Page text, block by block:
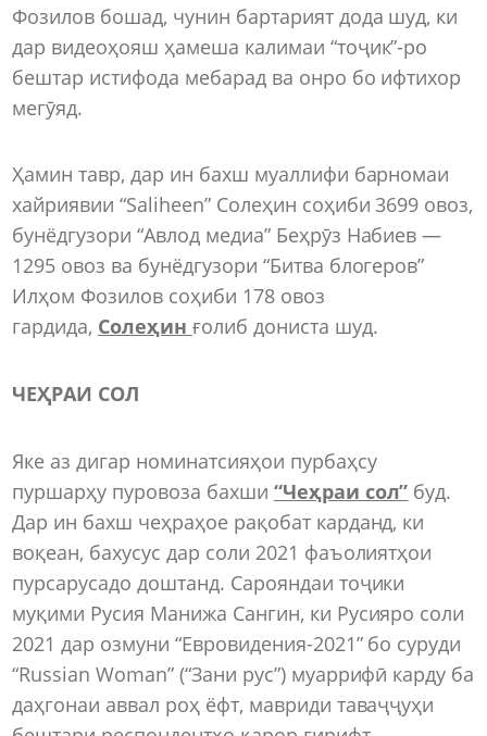
Фозилов бошад, чунин бартарият дода шуд, ки
дар видеоҳояш ҳамеша калимаи “тоҷик”-ро
бештар истифода мебарад ва онро бо ифтихор
мегӯяд.
Ҳамин тавр, дар ин бахш муаллифи барномаи
хайриявии “Saliheen” Солеҳин соҳиби 3699 овоз,
бунёдгузори “Авлод медиа” Беҳрӯз Набиев —
1295 овоз ва бунёдгузори “Битва блогеров”
Илҳом Фозилов соҳиби 178 овоз
гардида, Солеҳин ғолиб дониста шуд.
ЧЕҲРАИ СОЛ
Яке аз дигар номинатсияҳои пурбаҳсу
пуршарҳу пуровоза бахши “Чеҳраи сол” буд.
Дар ин бахш чеҳраҳое рақобат карданд, ки
воқеан, бахусус дар соли 2021 фаъолиятҳои
пурсарусадо доштанд. Сарояндаи тоҷики
муқими Русия Манижа Сангин, ки Русияро соли
2021 дар озмуни “Евровидения-2021” бо суруди
“Russian Woman” (“Зани рус”) муаррифӣ карду ба
даҳгонаи аввал роҳ ёфт, мавриди таваҷҷуҳи